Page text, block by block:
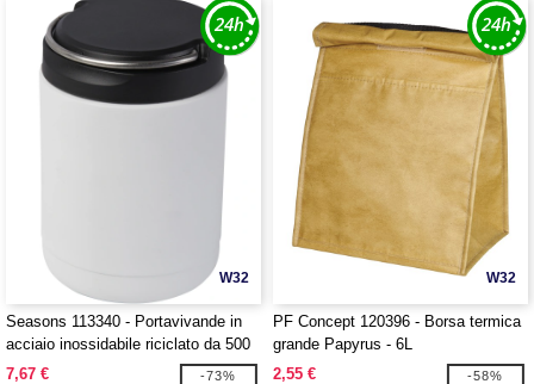
W32
Seasons 113340 - Portavivande in
acciaio inossidabile riciclato da 500
ml Doveron
7,67 € -73%
W32
PF Concept 120396 - Borsa termica
grande Papyrus - 6L
2,55 €
-58%